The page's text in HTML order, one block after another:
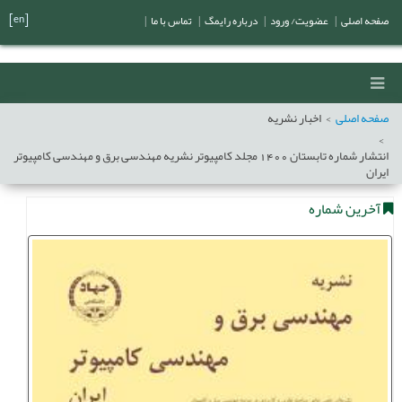
صفحه اصلی
اخبار نشریه
انتشار شماره تابستان 1400 مجلد کامپیوتر نشریه مهندسی برق و مهندسی کامپیوتر
ایران
آخرین شماره
صفحه اصلی عضویت/ ورود درباره رایمگ تماس با ما